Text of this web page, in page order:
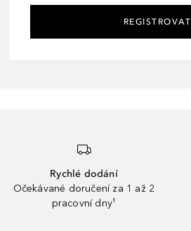
REGISTROVAT
Rychlé dodání
Očekávané doručení za 1 až 2
pracovní dny¹